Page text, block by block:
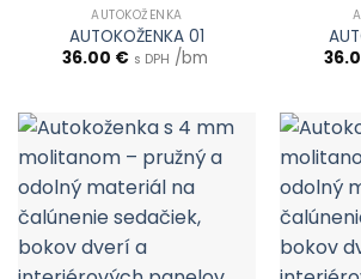
AUTOKOŽENKA
AUTOKOŽENKA 01
36.00 € s DPH /bm